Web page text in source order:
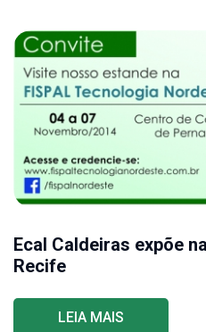
Ecal Caldeiras expõe
Recife
LEIA MAIS